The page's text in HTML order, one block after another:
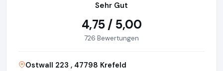
Sehr Gut
4,75 / 5,00
726 Bewertungen
Ostwall 223 , 47798 Krefeld